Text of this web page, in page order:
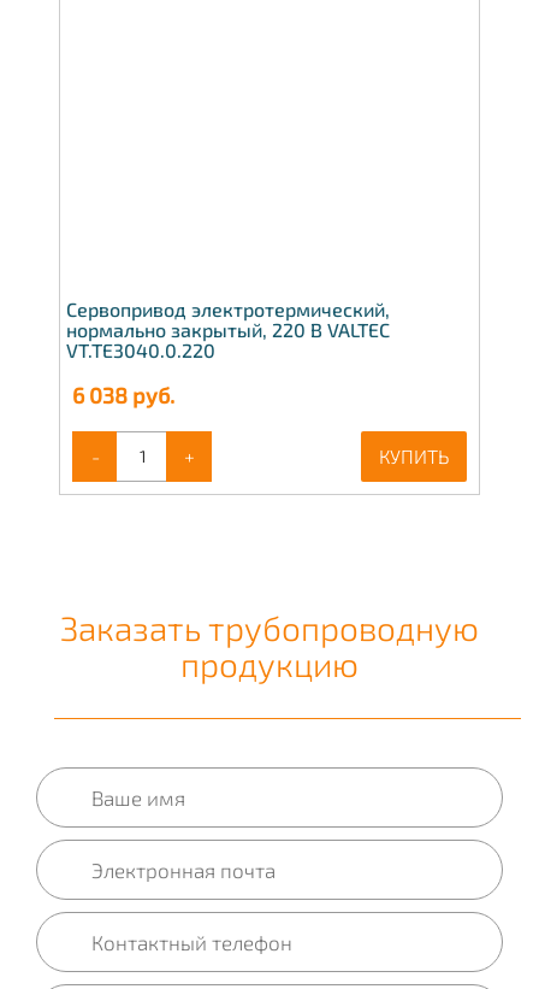
Сервопривод электротермический,
нормально закрытый, 220 В VALTEC
VT.TE3040.0.220
6 038 руб.
- + КУПИТЬ
Заказать трубопроводную
продукцию